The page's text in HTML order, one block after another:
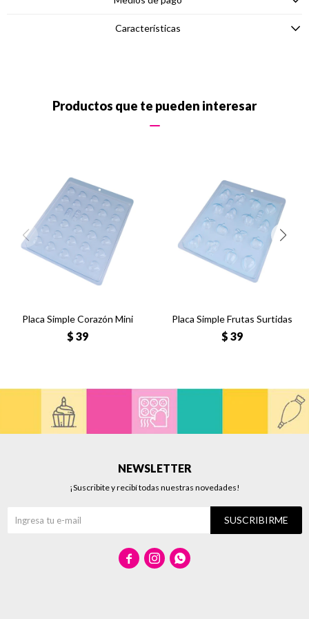
Características
Productos que te pueden interesar
Placa Simple Corazón Mini
$ 39
Placa Simple Frutas Surtidas
$ 39
NEWSLETTER
¡Suscribite y recibí todas nuestras novedades!
SUSCRIBIRME
  